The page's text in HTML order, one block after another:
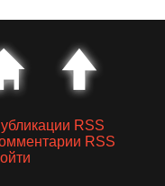
RSS
RSS